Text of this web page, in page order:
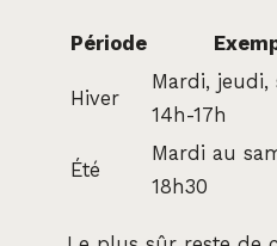
Période
Hiver
Mardi,
14h-17h
Été
Mardi au
18h30